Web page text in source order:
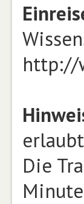
http://
Die